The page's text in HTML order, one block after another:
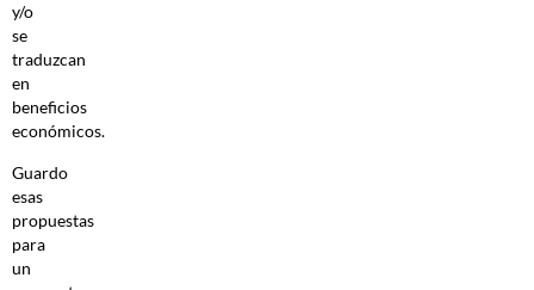
y/o
se
traduzcan
en
beneficios
económicos.
Guardo
esas
propuestas
para
un